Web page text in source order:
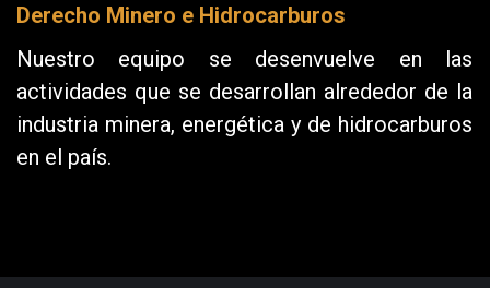
Derecho Minero e Hidrocarburos
Nuestro equipo se desenvuelve en las
actividades que se desarrollan alrededor de la
industria minera, energética y de hidrocarburos
en el país.